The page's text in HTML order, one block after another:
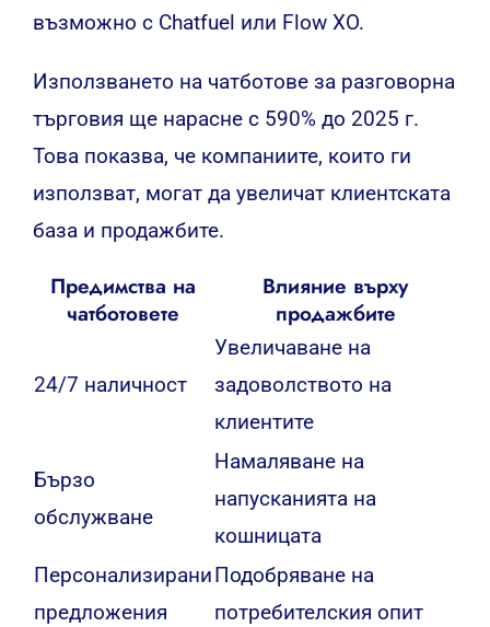
възможно с Chatfuel или Flow XO.
Използването на чатботове за разговорна
търговия ще нарасне с 590% до 2025 г.
Това показва, че компаниите, които ги
използват, могат да увеличат клиентската
база и продажбите.
Предимства на
чатботовете
Влияние върху
продажбите
24/7 наличност
Увеличаване на
задоволството на
клиентите
Бързо
обслужване
Намаляване на
напусканията на
кошницата
Персонализирани
предложения
Подобряване на
потребителския опит